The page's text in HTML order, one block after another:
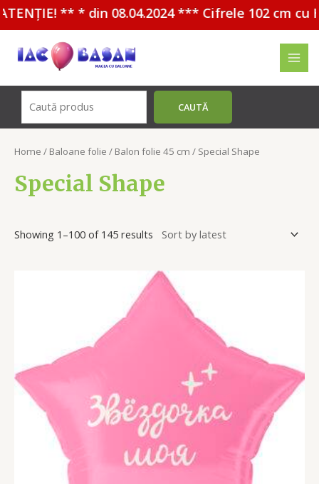
*** Cifrele 102 cm cu HELIU - 30%
содержимому
CAUTĂ
Home / Baloane folie / Balon folie 45 cm / Special Shape
Special Shape
Showing 1–100 of 145 results